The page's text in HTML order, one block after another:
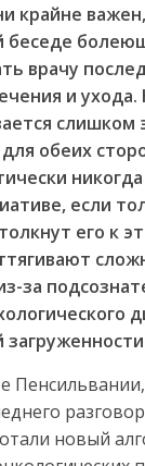
крайне
беседе
врачу
и ухода.
слишком
обеих
если
его к
за
новый